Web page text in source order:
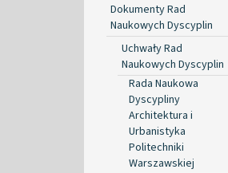
Dokumenty Rad
Naukowych Dyscyplin
Uchwały Rad
Naukowych Dyscyplin
Rada Naukowa
Dyscypliny
Architektura i
Urbanistyka
Politechniki
Warszawskiej